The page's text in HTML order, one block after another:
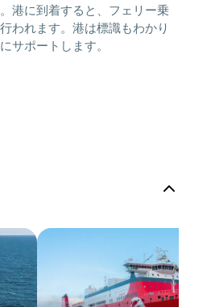
港に到着すると、フェリー乗
われます。港は標識もわかり
サポートします。